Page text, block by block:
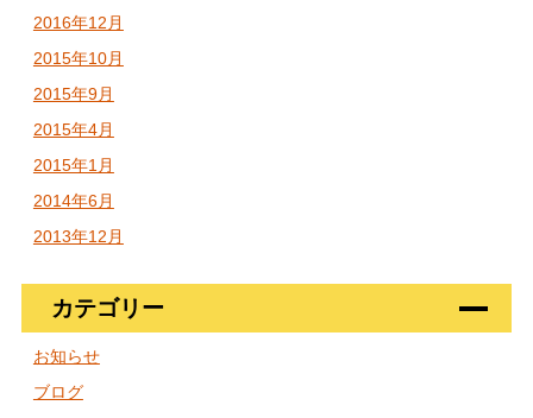
2016年12月
2015年10月
2015年9月
2015年4月
2015年1月
2014年6月
2013年12月
カテゴリー
お知らせ
ブログ